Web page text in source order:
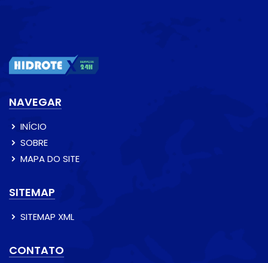
NAVEGAR
INÍCIO
SOBRE
MAPA DO SITE
SITEMAP
SITEMAP XML
CONTATO